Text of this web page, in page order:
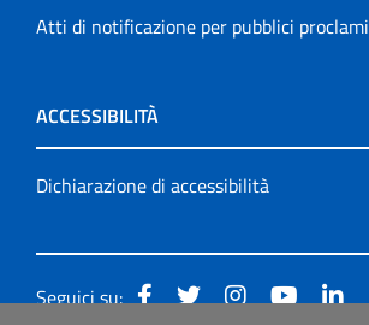
Atti di notificazione per pubblici proclami
ACCESSIBILITÀ
Dichiarazione di accessibilità
Seguici su: